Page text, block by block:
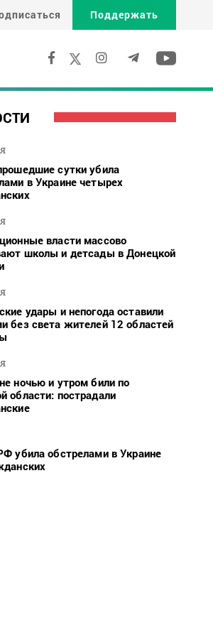
Поддержать
сутки убила
в Украине четырех
власти массово
школы и детсады в Донецкой
удары и непогода оставили
без света жителей 12 областей
ночью и утром били по
области: пострадали
убила обстрелами в Украине